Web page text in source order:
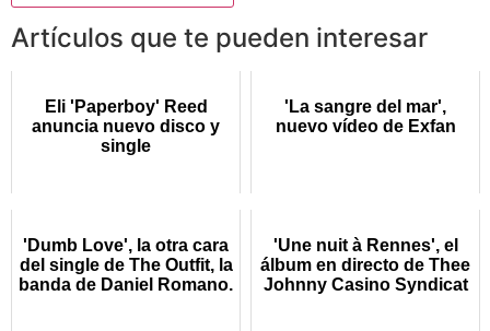
Artículos que te pueden interesar
Eli 'Paperboy' Reed
anuncia nuevo disco y
single
'La sangre del mar',
nuevo vídeo de Exfan
'Dumb Love', la otra cara
del single de The Outfit, la
banda de Daniel Romano.
'Une nuit à Rennes', el
álbum en directo de Thee
Johnny Casino Syndicat